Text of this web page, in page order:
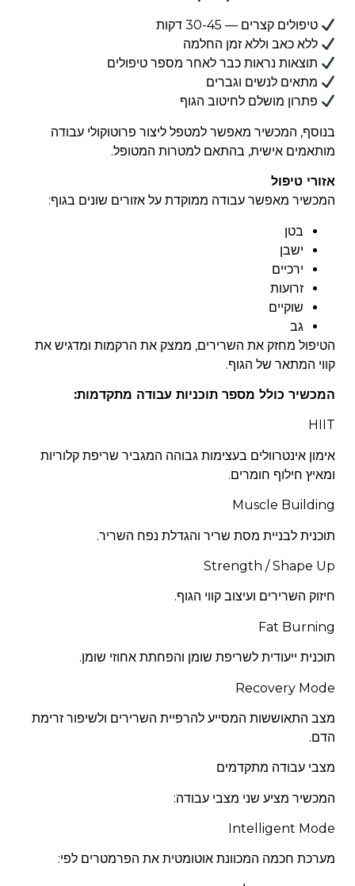
טיפולים קצרים — 30-45 דקות
ללא כאב וללא זמן החלמה
תוצאות נראות כבר לאחר מספר טיפולים
מתאים לנשים וגברים
פתרון מושלם לחיטוב הגוף
בנוסף, המכשיר מאפשר למטפל ליצור פרוטוקולי עבודה
מותאמים אישית, בהתאם למטרות המטופל.
אזורי טיפול
המכשיר מאפשר עבודה ממוקדת על אזורים שונים בגוף:
בטן
ישבן
ירכיים
זרועות
שוקיים
גב
הטיפול מחזק את השרירים, ממצק את הרקמות ומדגיש את
קווי המתאר של הגוף.
המכשיר כולל מספר תוכניות עבודה מתקדמות:
HIIT
אימון אינטרוולים בעצימות גבוהה המגביר שריפת קלוריות
ומאיץ חילוף חומרים.
Muscle Building
תוכנית לבניית מסת שריר והגדלת נפח השריר.
Strength / Shape Up
חיזוק השרירים ועיצוב קווי הגוף.
Fat Burning
תוכנית ייעודית לשריפת שומן והפחתת אחוזי שומן.
Recovery Mode
מצב התאוששות המסייע להרפיית השרירים ולשיפור זרימת
הדם.
מצבי עבודה מתקדמים
המכשיר מציע שני מצבי עבודה:
Intelligent Mode
מערכת חכמה המכוונת אוטומטית את הפרמטרים לפי: